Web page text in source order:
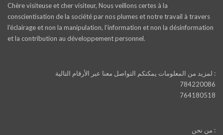
Chère visiteuse et cher visiteur, Nous veillons certes à la
conscientisation de la société par nos plumes et notre travail à travers
l’éclairage et non la manipulation, l’information et non la désinformation
et la contribution au développement personnel.
لمزيد من المعلومات يمكنكم التواصل معنا عبر الأرقام التالية :
784220086
764180518
من نحن :